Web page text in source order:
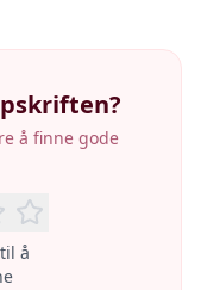
å finne gode
å